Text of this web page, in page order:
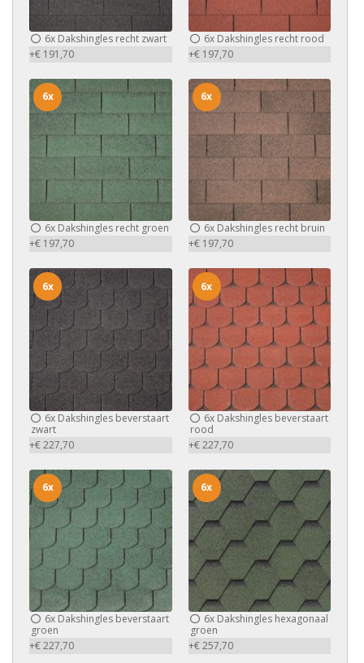
6x Dakshingles recht zwart
+€ 191,70
6xDakshingles recht rood
+€ 197,70
6x Dakshingles recht groen
+€ 197,70
6x
6xDakshingles recht bruin
+€ 197,70
6x
6x Dakshingles beverstaart
zwart
+€ 227,70
6x
6xDakshingles beverstaart
rood
+€ 227,70
6x
6x Dakshingles beverstaart
groen
+€ 227,70
6x
6xDakshingles hexagonaal
groen
+€ 257,70
6x